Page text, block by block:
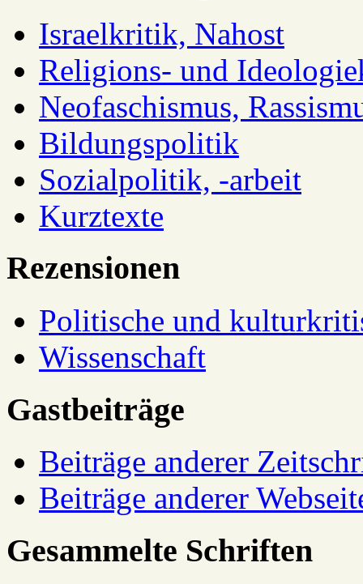
Israelkritik, Nahost
Religions- und
Neofaschismus,
Bildungspolitik
Sozialpolitik, -arbeit
Kurztexte
Rezensionen
Politische und
Wissenschaft
Gastbeiträge
Beiträge anderer
Beiträge anderer
Gesammelte Schriften